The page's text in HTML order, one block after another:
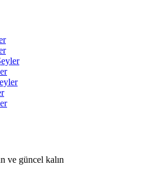
ve güncel kalın